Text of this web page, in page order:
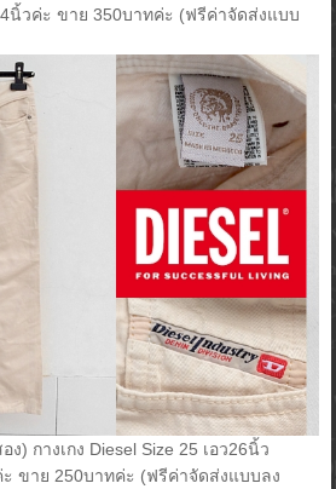
นิ้วค่ะ ขาย 350บาทค่ะ (ฟรีค่าจัดส่งแบบ
) กางเกง Diesel Size 25 เอว26นิ้ว
ขาย 250บาทค่ะ (ฟรีค่าจัดส่งแบบลง